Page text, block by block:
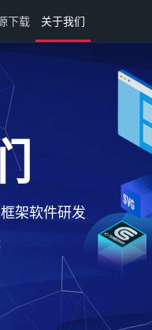
下载 关于我们
架软件研发